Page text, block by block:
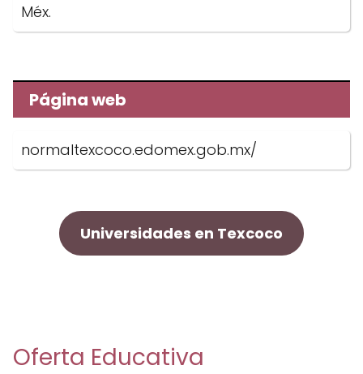
Méx.
Página web
normaltexcoco.edomex.gob.mx/
Universidades en Texcoco
Oferta Educativa